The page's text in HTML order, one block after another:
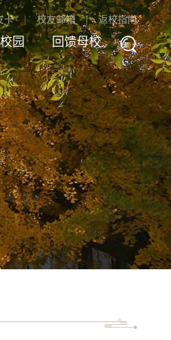
卡 校友邮箱 返校指南
园 回馈母校